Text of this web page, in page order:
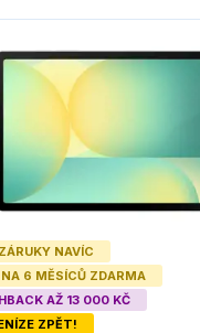
NAVÍC
6 MĚSÍCŮ ZDARMA
AŽ 13 000 KČ
ZPĚT!